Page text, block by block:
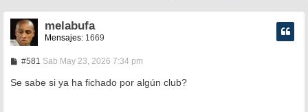
melabufa
Mensajes: 1669
#581 M
n
Sab May 23, 2026 7:34 pm
Se sabe si ya ha fichado por algún club?